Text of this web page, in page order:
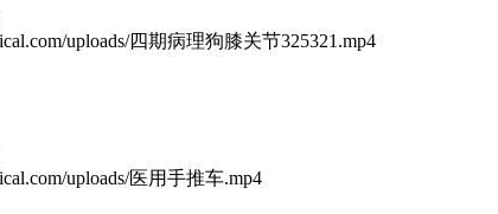
uploads/四期病理狗膝关节325321.mp4
uploads/医用手推车.mp4